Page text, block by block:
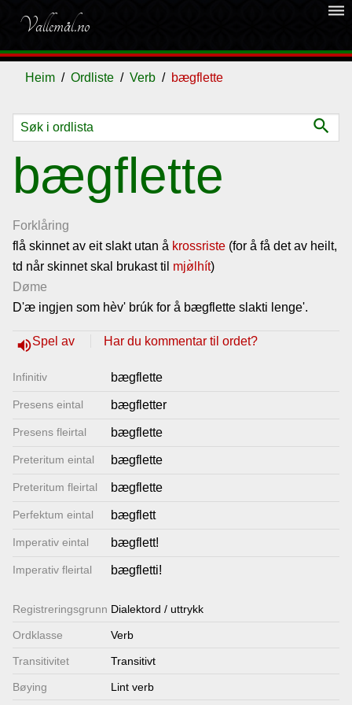
Vallemål.no
dehaze
Heim Ordliste Verb bægflette
search
bægflette
Forklåring
flå skinnet av eit slakt utan å krossriste (for å få det av heilt,
td når skinnet skal brukast til mjø̀lhít)
Døme
D'æ ingjen som hèv' brúk for å bægflette slakti lenge'.
volume_upSpel av Har du kommentar til ordet?
Infinitiv bægflette
Presens eintal bægfletter
Presens fleirtal bægflette
Preteritum eintal bægflette
Preteritum fleirtal bægflette
Perfektum eintal bægflett
Imperativ eintal bægflett!
Imperativ fleirtal bægfletti!
Registrerings­grunn Dialektord / uttrykk
Ordklasse Verb
Transitivitet Transitivt
Bøying Lint verb
Ordliste
Om
vallemålet
Gjestebok
Lenkjer
Kontakt
oss